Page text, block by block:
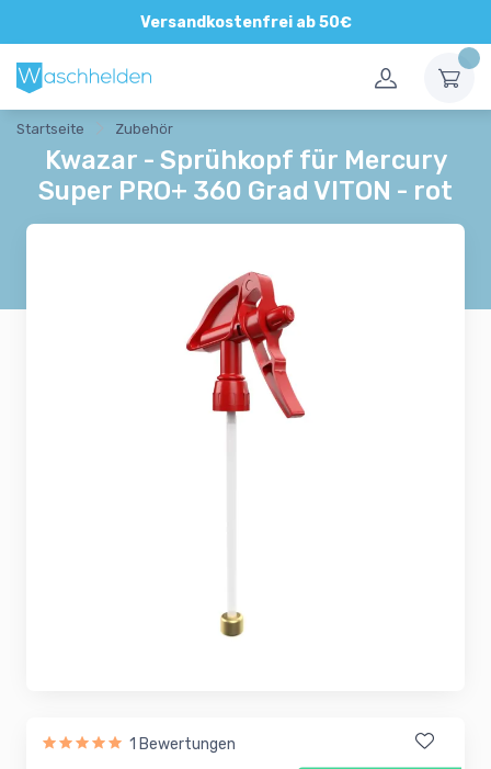
Versandkostenfrei ab 50€
Direkte und persönliche Beratung
Startseite Zubehör
Kwazar - Sprühkopf für Mercury
Super PRO+ 360 Grad VITON - rot
1 Bewertungen